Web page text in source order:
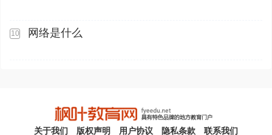
10 网络是什么
关于我们 版权声明 用户协议 隐私条款 联系我们